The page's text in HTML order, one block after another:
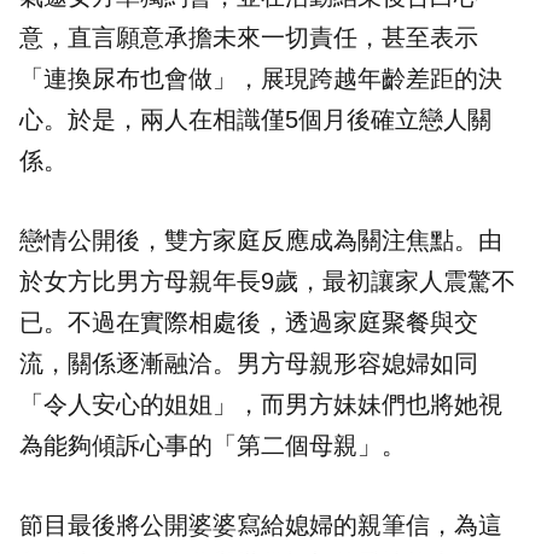
意，直言願意承擔未來一切責任，甚至表示
「連換尿布也會做」，展現跨越年齡差距的決
心。於是，兩人在相識僅5個月後確立戀人關
係。
戀情公開後，雙方家庭反應成為關注焦點。由
於女方比男方母親年長9歲，最初讓家人震驚不
已。不過在實際相處後，透過家庭聚餐與交
流，關係逐漸融洽。男方母親形容媳婦如同
「令人安心的姐姐」，而男方妹妹們也將她視
為能夠傾訴心事的「第二個母親」。
節目最後將公開婆婆寫給媳婦的親筆信，為這